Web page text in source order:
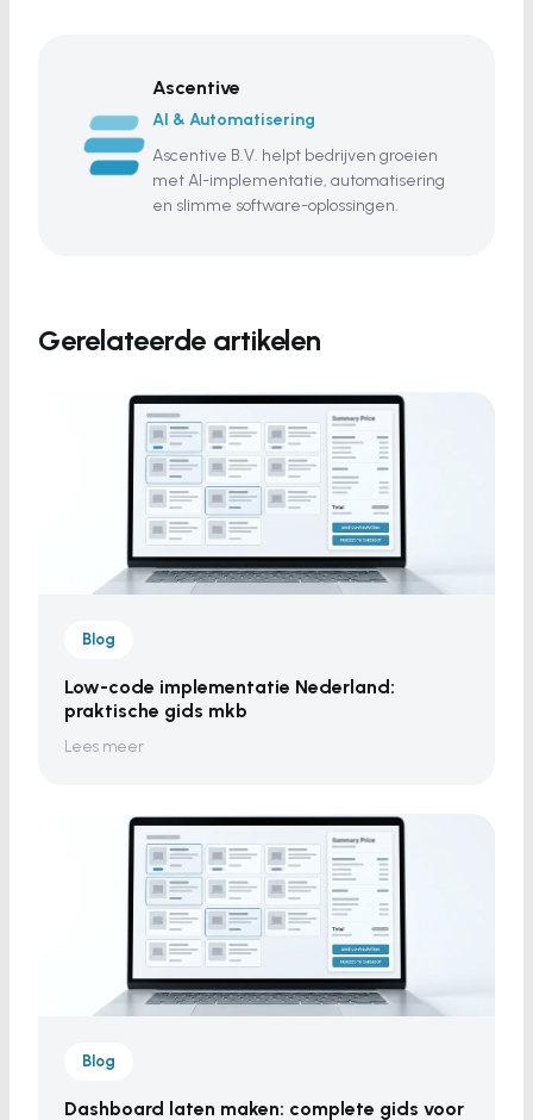
Ascentive
AI & Automatisering
Ascentive B.V. helpt bedrijven groeien
met AI-implementatie, automatisering
en slimme software-oplossingen.
Gerelateerde artikelen
Blog
Low-code implementatie Nederland:
praktische gids mkb
Lees meer
Blog
Dashboard laten maken: complete gids voor